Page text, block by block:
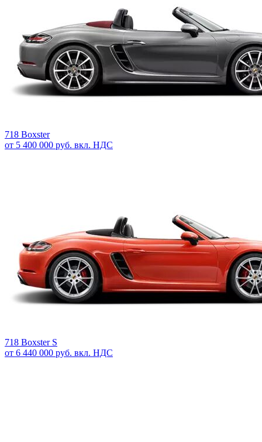
718 Boxster
от 5 400 000 руб. вкл. НДС
718 Boxster S
от 6 440 000 руб. вкл. НДС